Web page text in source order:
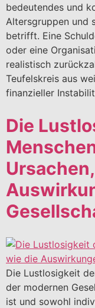
bedeutendes und
Altersgruppen und
betrifft. Eine
oder eine
realistisch
Teufelskreis aus
finanzieller
Die
Die Lustlosigkeit
der modernen
ist und sowohl